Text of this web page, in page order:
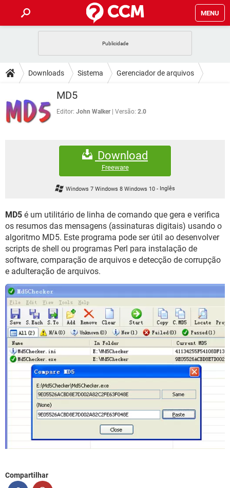
MENU
CELULAR FACEBOOK
INSTAGRAM GMAIL
DICAS
JOGOS
CELULAR
OUTLOOK
JOGOS WHATSAPP
EXCEL
GMAIL
FÓRUM
FACEBOOK
EXCEL
GMAIL
WHATSAPP
INSTAGRAM GMAIL
GUIA DE COMPRAS
Downloads Sistema Gerenciador de arquivos
MD5
Editor: John Walker Versão: 2.0
Download
Freeware
Windows 7 Windows 8 Windows 10 - Inglês
MD5 é um utilitário de linha de comando que gera e verifica
os resumos das mensagens (assinaturas digitais) usando o
algoritmo MD5. Este programa pode ser útil ao desenvolver
scripts de shell ou programas Perl para instalação de
software, comparação de arquivos e detecção de corrupção
e adulteração de arquivos.
Compartilhar